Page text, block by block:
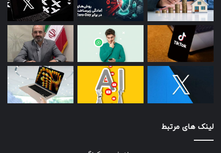
دیگر نیز وجود دارد و آن، کنار آمدن طولانی‌تر با فناوری‌های
قدیمی‌تر است.
حتما بخوانید :
آی‌مک OLED در راه است؛ برنامه جدید اپل
برای نمایشگرهای پیشرفته
لپ‌تاپ
لینک های مرتبط